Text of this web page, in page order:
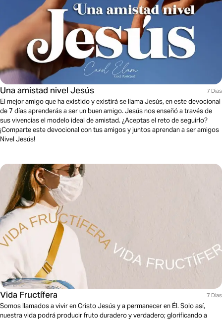
Una amistad nivel Jesús 7 Dias
El mejor amigo que ha existido y existirá se llama Jesús, en este devocional
de 7 días aprenderás a ser un buen amigo. Jesús nos enseñó a través de
sus vivencias el modelo ideal de amistad. ¿Aceptas el reto de seguirlo?
¡Comparte este devocional con tus amigos y juntos aprendan a ser amigos
Nivel Jesús!
Vida Fructífera 7 Dias
Somos llamados a vivir en Cristo Jesús y a permanecer en Él. Solo así,
nuestra vida podrá producir fruto duradero y verdadero; glorificando a